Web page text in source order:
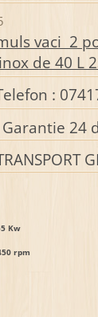
vaci 2
inox de 40 L
:
Garantie 24
Kw
rpm